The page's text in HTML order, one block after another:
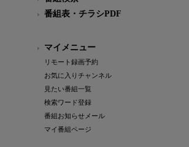
番組表・チラシPDF
マイメニュー
リモート録画予約
お気に入りチャンネル
見たい番組一覧
検索ワード登録
番組お知らせメール
マイ番組ページ